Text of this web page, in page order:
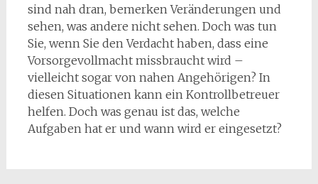
sind nah dran, bemerken Veränderungen und
sehen, was andere nicht sehen. Doch was tun
Sie, wenn Sie den Verdacht haben, dass eine
Vorsorgevollmacht missbraucht wird –
vielleicht sogar von nahen Angehörigen? In
diesen Situationen kann ein Kontrollbetreuer
helfen. Doch was genau ist das, welche
Aufgaben hat er und wann wird er eingesetzt?